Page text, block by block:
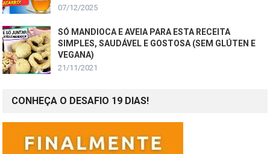
07/12/2025
SÓ MANDIOCA E AVEIA PARA ESTA RECEITA
SIMPLES, SAUDÁVEL E GOSTOSA (SEM GLÚTEN E
VEGANA)
21/11/2021
CONHEÇA O DESAFIO 19 DIAS!